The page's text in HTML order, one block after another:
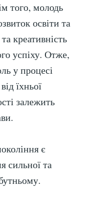
того, молодь
освіти та
креативність
успіху. Отже,
у процесі
їхньої
залежить
є
сильної та